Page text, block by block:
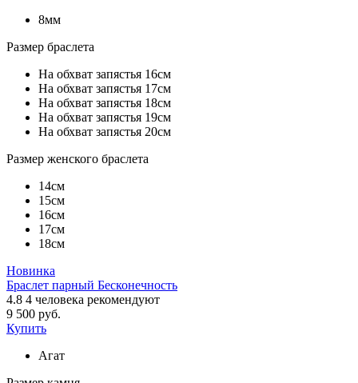
8мм
Размер браслета
На обхват запястья 16см
На обхват запястья 17см
На обхват запястья 18см
На обхват запястья 19см
На обхват запястья 20см
Размер женского браслета
14см
15см
16см
17см
18см
Новинка
Браслет парный Бесконечность
4.8 4 человека рекомендуют
9 500 руб.
Купить
Агат